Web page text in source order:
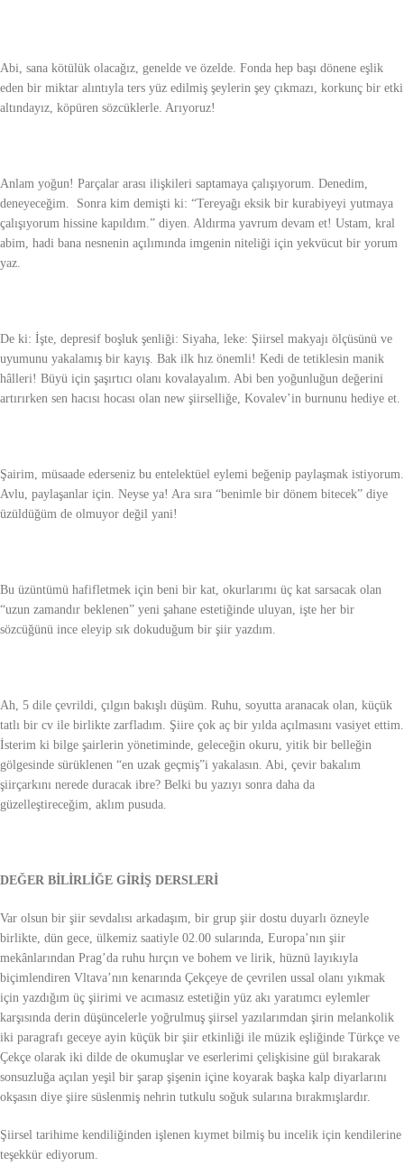
Abi, sana kötülük olacağız, genelde ve özelde. Fonda hep başı dönene eşlik
eden bir miktar alıntıyla ters yüz edilmiş şeylerin şey çıkmazı, korkunç bir etki
altındayız, köpüren sözcüklerle. Arıyoruz!
Anlam yoğun! Parçalar arası ilişkileri saptamaya çalışıyorum. Denedim,
deneyeceğim. Sonra kim demişti ki: “Tereyağı eksik bir kurabiyeyi yutmaya
çalışıyorum hissine kapıldım.” diyen. Aldırma yavrum devam et! Ustam, kral
abim, hadi bana nesnenin açılımında imgenin niteliği için yekvücut bir yorum
yaz.
De ki: İşte, depresif boşluk şenliği: Siyaha, leke: Şiirsel makyajı ölçüsünü ve
uyumunu yakalamış bir kayış. Bak ilk hız önemli! Kedi de tetiklesin manik
hâlleri! Büyü için şaşırtıcı olanı kovalayalım. Abi ben yoğunluğun değerini
artırırken sen hacısı hocası olan new şiirselliğe, Kovalev’in burnunu hediye et.
Şairim, müsaade ederseniz bu entelektüel eylemi beğenip paylaşmak istiyorum.
Avlu, paylaşanlar için. Neyse ya! Ara sıra “benimle bir dönem bitecek” diye
üzüldüğüm de olmuyor değil yani!
Bu üzüntümü hafifletmek için beni bir kat, okurlarımı üç kat sarsacak olan
“uzun zamandır beklenen” yeni şahane estetiğinde uluyan, işte her bir
sözcüğünü ince eleyip sık dokuduğum bir şiir yazdım.
Ah, 5 dile çevrildi, çılgın bakışlı düşüm. Ruhu, soyutta aranacak olan, küçük
tatlı bir cv ile birlikte zarfladım. Şiire çok aç bir yılda açılmasını vasiyet ettim.
İsterim ki bilge şairlerin yönetiminde, geleceğin okuru, yitik bir belleğin
gölgesinde sürüklenen “en uzak geçmiş”i yakalasın. Abi, çevir bakalım
şiirçarkını nerede duracak ibre? Belki bu yazıyı sonra daha da
güzelleştireceğim, aklım pusuda.
DEĞER BİLİRLİĞE GİRİŞ DERSLERİ
Var olsun bir şiir sevdalısı arkadaşım, bir grup şiir dostu duyarlı özneyle
birlikte, dün gece, ülkemiz saatiyle 02.00 sularında, Europa’nın şiir
mekânlarından Prag’da ruhu hırçın ve bohem ve lirik, hüznü layıkıyla
biçimlendiren Vltava’nın kenarında Çekçeye de çevrilen ussal olanı yıkmak
için yazdığım üç şiirimi ve acımasız estetiğin yüz akı yaratımcı eylemler
karşısında derin düşüncelerle yoğrulmuş şiirsel yazılarımdan şirin melankolik
iki paragrafı geceye ayin küçük bir şiir etkinliği ile müzik eşliğinde Türkçe ve
Çekçe olarak iki dilde de okumuşlar ve eserlerimi çelişkisine gül bırakarak
sonsuzluğa açılan yeşil bir şarap şişenin içine koyarak başka kalp diyarlarını
okşasın diye şiire süslenmiş nehrin tutkulu soğuk sularına bırakmışlardır.
Şiirsel tarihime kendiliğinden işlenen kıymet bilmiş bu incelik için kendilerine
teşekkür ediyorum.